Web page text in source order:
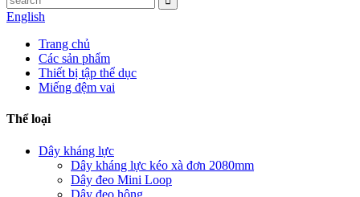
English
Trang chủ
Các sản phẩm
Thiết bị tập thể dục
Miếng đệm vai
Thể loại
Dây kháng lực
Dây kháng lực kéo xà đơn 2080mm
Dây đeo Mini Loop
Dây đeo hông